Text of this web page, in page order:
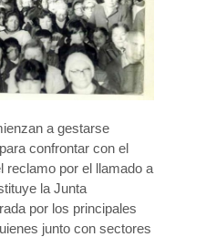
a gestarse
confrontar con el
reclamo por el llamado a
la Junta
por los principales
junto con sectores